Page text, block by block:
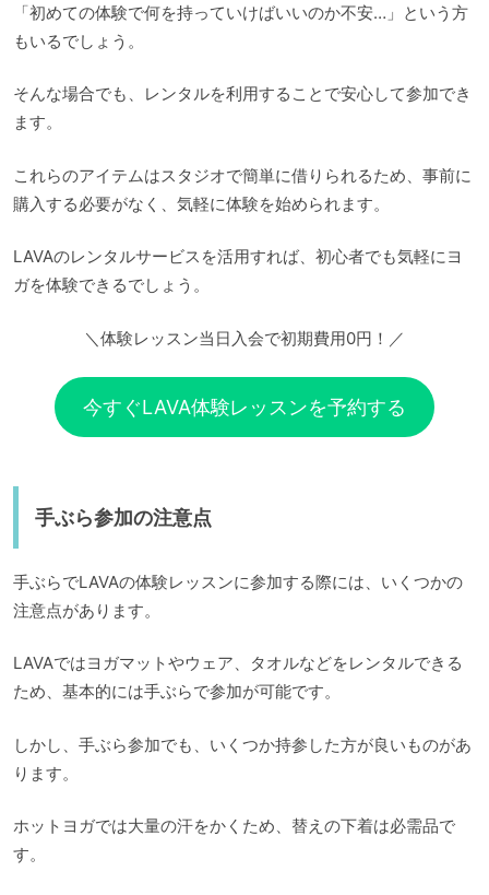
「初めての体験で何を持っていけばいいのか不安…」という方
もいるでしょう。
そんな場合でも、レンタルを利用することで安心して参加でき
ます。
これらのアイテムはスタジオで簡単に借りられるため、事前に
購入する必要がなく、気軽に体験を始められます。
LAVAのレンタルサービスを活用すれば、初心者でも気軽にヨ
ガを体験できるでしょう。
＼体験レッスン当日入会で初期費用0円！／
今すぐLAVA体験レッスンを予約する
手ぶら参加の注意点
手ぶらでLAVAの体験レッスンに参加する際には、いくつかの
注意点があります。
LAVAではヨガマットやウェア、タオルなどをレンタルできる
ため、基本的には手ぶらで参加が可能です。
しかし、手ぶら参加でも、いくつか持参した方が良いものがあ
ります。
ホットヨガでは大量の汗をかくため、替えの下着は必需品で
す。